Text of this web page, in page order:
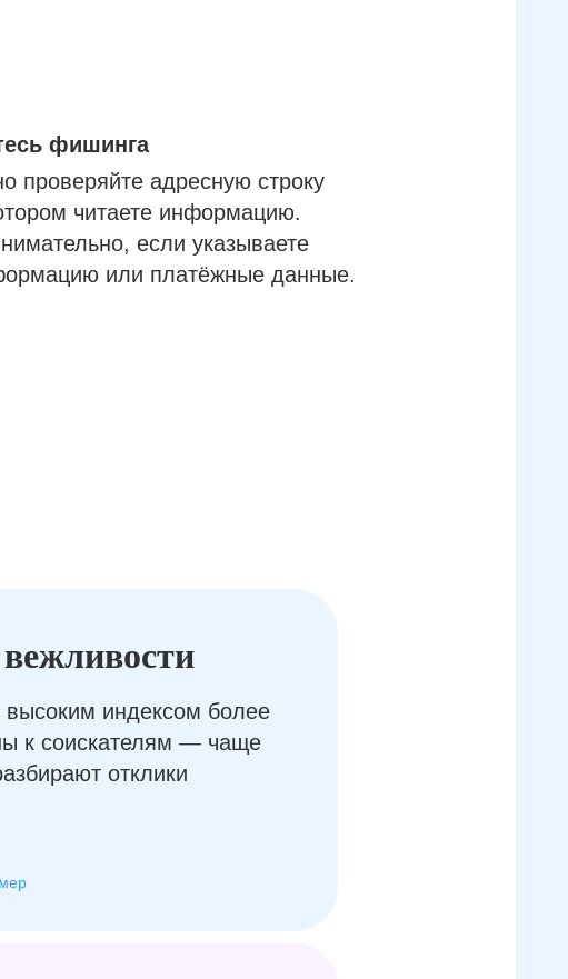
фишинга
проверяйте адресную строку
читаете информацию.
если указываете
или платёжные данные.
индексом более
к соискателям — чаще
отклики